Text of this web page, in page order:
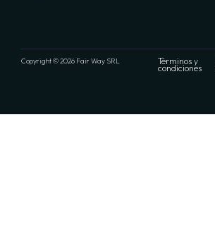
Copyright © 2026 Fair Way SRL Términos y
condiciones